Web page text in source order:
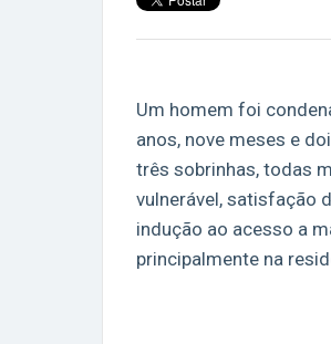
Um homem foi
anos, nove meses e
três sobrinhas, todas
vulnerável, satisfação
indução ao acesso a
principalmente na